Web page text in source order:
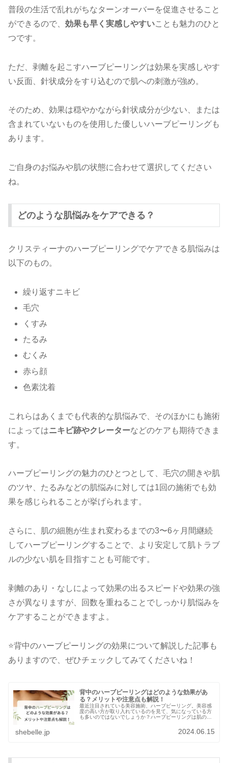
普段の生活で乱れがちなターンオーバーを促進させること
ができるので、 効果も早く実感しやすいことも魅力のひと
つです。
ただ、剥離を起こすハーブピーリングは効果を実感しやす
い反面、針状成分をすり込むので肌への刺激が強め。
そのため、効果は穏やかながら針状成分が少ない、または
含まれていないものを使用した優しいハーブピーリングも
あります。
ご自身のお悩みや肌の状態に合わせて選択してください
ね。
どのような肌悩みをケアできる？
クリスティーナのハーブピーリングでケアできる肌悩みは
以下のもの。
繰り返すニキビ
毛穴
くすみ
たるみ
むくみ
赤ら顔
色素沈着
これらはあくまでも代表的な肌悩みで、そのほかにも施術
によってはニキビ跡やクレーターなどのケアも期待できま
す。
ハーブピーリングの魅力のひとつとして、毛穴の開きや肌
のツヤ、たるみなどの肌悩みに対しては1回の施術でも効
果を感じられることが挙げられます。
さらに、肌の細胞が生まれ変わるまでの3〜6ヶ月間継続
してハーブピーリングすることで、より安定して肌トラブ
ルの少ない肌を目指すことも可能です。
剥離のあり・なしによって効果の出るスピードや効果の強
さが異なりますが、回数を重ねることでしっかり肌悩みを
ケアすることができますよ。
⭐️背中のハーブピーリングの効果について解説した記事も
ありますので、ぜひチェックしてみてくださいね！
背中のハーブピーリングはどのような効果があ
る？メリットや注意点も解説！
最近注目されている美容施術、ハーブピーリング。美容感
度の高い方が取り入れているのを見て、気になっている方
も多いのではないでしょうか？ハーブピーリングは肌の内
shebelle.jp 2024.06.15